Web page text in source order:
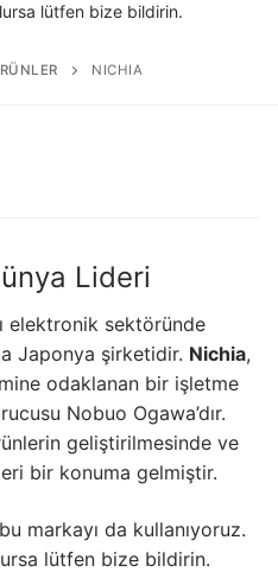
Ürünler
Ürünler
Şerit LED
Çubuk LED
Çubuk LED
lütfen bize bildirin.
NICHIA
Lideri
elektronik sektöründe
Japonya şirketidir. Nichia,
odaklanan bir işletme
Nobuo Ogawa’dır.
geliştirilmesinde ve
bir konuma gelmiştir.
markayı da kullanıyoruz.
lütfen bize bildirin.